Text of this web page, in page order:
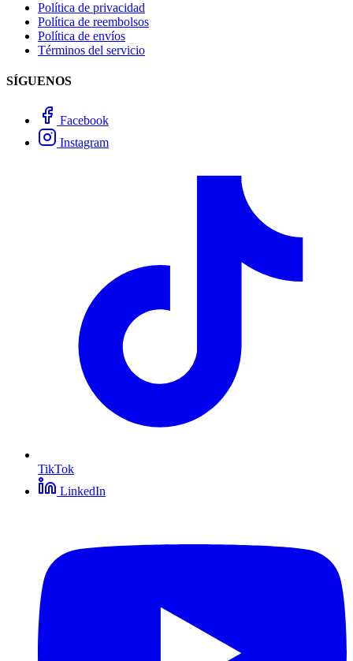
Política de privacidad
Política de reembolsos
Política de envíos
Términos del servicio
SÍGUENOS
Facebook
Instagram
TikTok
LinkedIn